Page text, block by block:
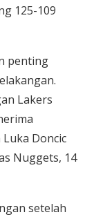
125-109
penting
Lakers
Doncic
Nuggets, 14
setelah